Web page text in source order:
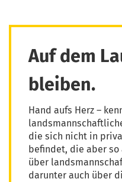
Auf dem
bleiben.
Hand aufs Herz –
die sich nicht in
befindet, die aber
über
darunter auch über